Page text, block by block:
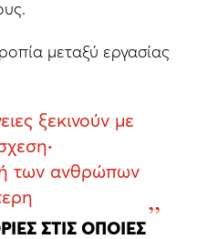
μεταξύ εργασίας
ξεκινούν με
·
των ανθρώπων
ΣΤΙΣ ΟΠΟΊΕΣ